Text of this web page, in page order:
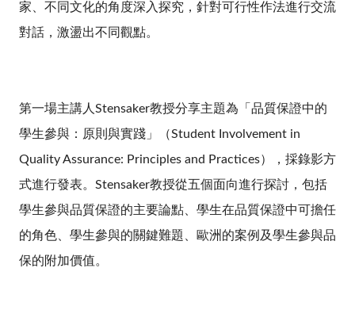
家、不同文化的角度深入探究，針對可行性作法進行交流
對話，激盪出不同觀點。
第一場主講人Stensaker教授分享主題為「品質保證中的
學生參與：原則與實踐」（Student Involvement in
Quality Assurance: Principles and Practices），採錄影方
式進行發表。Stensaker教授從五個面向進行探討，包括
學生參與品質保證的主要論點、學生在品質保證中可擔任
的角色、學生參與的關鍵難題、歐洲的案例及學生參與品
保的附加價值。